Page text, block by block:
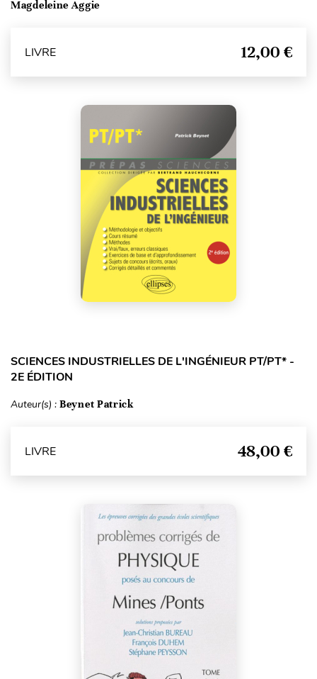
Magdeleine Aggie
LIVRE 12,00 €
SCIENCES INDUSTRIELLES DE L'INGÉNIEUR PT/PT* -
2E ÉDITION
Auteur(s) : Beynet Patrick
LIVRE 48,00 €